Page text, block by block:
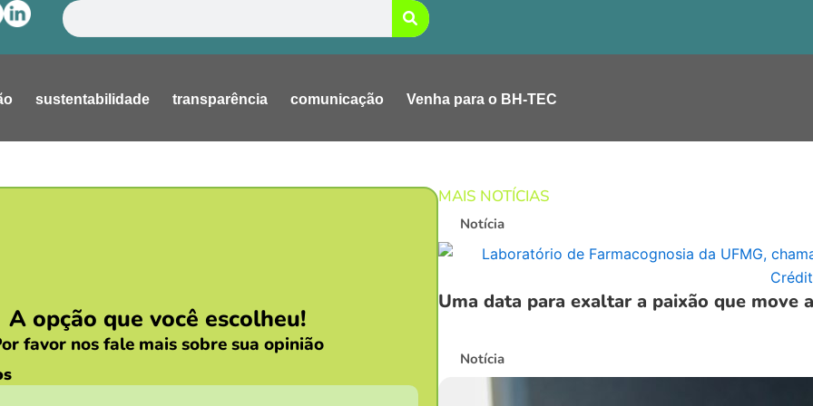
Pesquisar
sustentabilidade transparência comunicação Venha para o BH-TEC
A opção que você escolheu!
favor nos fale mais sobre sua opinião
MAIS NOTÍCIAS
Notícia
Uma data para exaltar a paixão que move
Notícia